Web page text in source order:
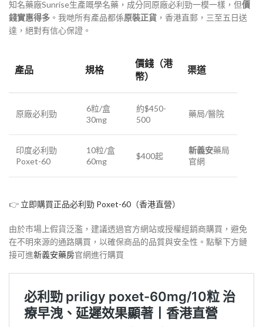
知名藥廠Sunrise生產嘅學名藥，成分同原廠必利勁一模一樣，但價
錢實惠得多 。我哋所有產品都係原裝正貨 ，香港直郵，三至五日送
達，絕對有信心保證。
產品 規格
價錢（港
幣）
渠道
原廠必利勁
6粒/盒
30mg
約$450-
500
藥局/醫院
印度必利勁
Poxet-60
10粒/盒
60mg
$400起
新義安藥局
官網
👉 立即購買正品必利勁 Poxet-60（香港直營）
由於市場上假貨泛濫，建議透過官方網站或授權經銷商購買，避免
在不明來源的通路購買，以確保商品的品質與安全性。點擊下方鏈
接可進新義安藥房官網進行購買